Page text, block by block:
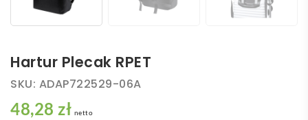
Hartur Plecak RPET
SKU: ADAP722529-06A
48,28 zł netto